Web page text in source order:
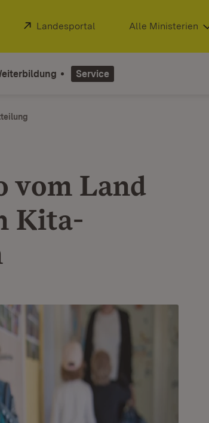
Extern:
Landesportal (Öffnet in neuem Fenster)
Alle Ministerien
Service
vom Land
Kita-